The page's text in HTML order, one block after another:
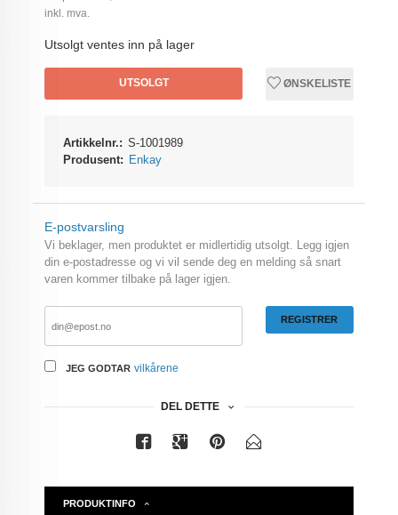
Rabatt
inkl. mva.
Utsolgt ventes inn på lager
UTSOLGT ØNSKELISTE
Artikkelnr.: S-1001989
Produsent: Enkay
E-postvarsling
Vi beklager, men produktet er midlertidig utsolgt. Legg igjen
din e-postadresse og vi vil sende deg en melding så snart
varen kommer tilbake på lager igjen.
JEG GODTAR vilkårene
REGISTRER
DEL DETTE
PRODUKTINFO